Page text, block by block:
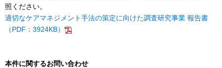
照ください。
適切なケアマネジメント手法の策定に向けた調査研究事業 報告書
（PDF：3924KB）
本件に関するお問い合わせ